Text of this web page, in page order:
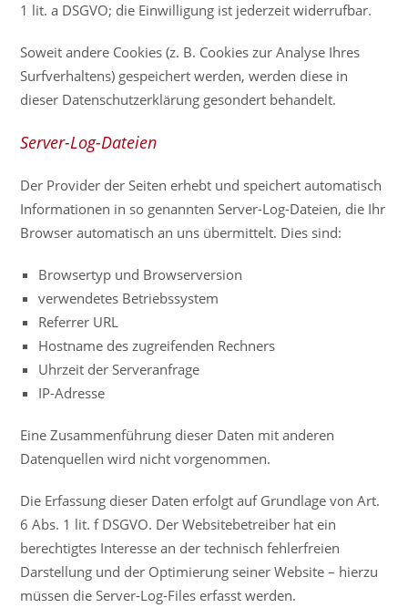
1 lit. a DSGVO; die Einwilligung ist jederzeit widerrufbar.
Soweit andere Cookies (z. B. Cookies zur Analyse Ihres
Surfverhaltens) gespeichert werden, werden diese in
dieser Datenschutzerklärung gesondert behandelt.
Server-Log-Dateien
Der Provider der Seiten erhebt und speichert automatisch
Informationen in so genannten Server-Log-Dateien, die Ihr
Browser automatisch an uns übermittelt. Dies sind:
Browsertyp und Browserversion
verwendetes Betriebssystem
Referrer URL
Hostname des zugreifenden Rechners
Uhrzeit der Serveranfrage
IP-Adresse
Eine Zusammenführung dieser Daten mit anderen
Datenquellen wird nicht vorgenommen.
Die Erfassung dieser Daten erfolgt auf Grundlage von Art.
6 Abs. 1 lit. f DSGVO. Der Websitebetreiber hat ein
berechtigtes Interesse an der technisch fehlerfreien
Darstellung und der Optimierung seiner Website – hierzu
müssen die Server-Log-Files erfasst werden.